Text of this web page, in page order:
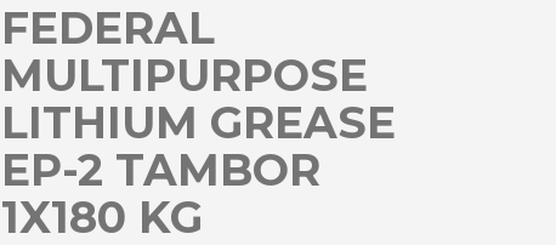
FEDERAL
MULTIPURPOSE
LITHIUM GREASE
EP-2 TAMBOR
1X180 KG